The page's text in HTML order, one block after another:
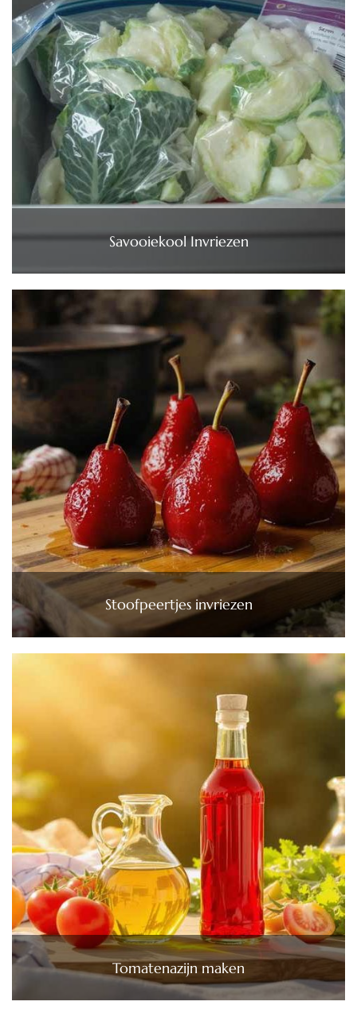
Savooiekool Invriezen
Stoofpeertjes invriezen
Tomatenazijn maken